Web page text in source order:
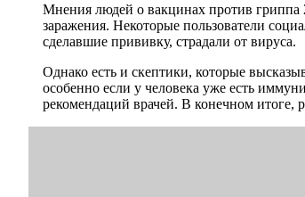
Мнения людей о вакцинах против гриппа
заражения. Некоторые пользователи
сделавшие прививку, страдали от вируса.
Однако есть и скептики, которые
особенно если у человека уже есть
рекомендаций врачей. В конечном итоге,